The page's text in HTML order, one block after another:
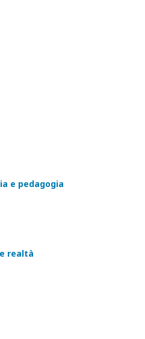
e pedagogia
realtà